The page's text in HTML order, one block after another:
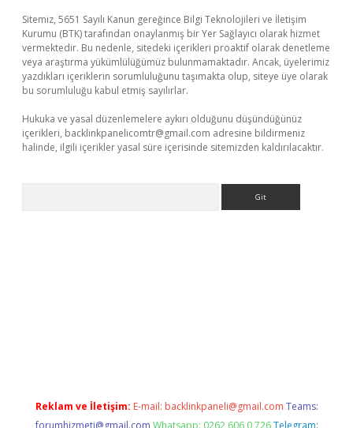
Sitemiz, 5651 Sayılı Kanun gereğince Bilgi Teknolojileri ve İletişim
Kurumu (BTK) tarafından onaylanmış bir Yer Sağlayıcı olarak hizmet
vermektedir. Bu nedenle, sitedeki içerikleri proaktif olarak denetleme
veya araştırma yükümlülüğümüz bulunmamaktadır. Ancak, üyelerimiz
yazdıkları içeriklerin sorumluluğunu taşımakta olup, siteye üye olarak
bu sorumluluğu kabul etmiş sayılırlar.
Hukuka ve yasal düzenlemelere aykırı olduğunu düşündüğünüz
içerikleri, backlinkpanelicomtr@gmail.com adresine bildirmeniz
halinde, ilgili içerikler yasal süre içerisinde sitemizden kaldırılacaktır.
Reklam ve İletişim: E-mail: backlinkpaneli@gmail.com Teams:
forumhizmeti@gmail.com Whatsapp: 0262 606 0 726 Telegram: